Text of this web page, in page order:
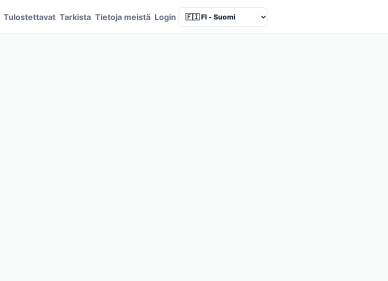
Tulostettavat Tarkista Tietoja meistä Login Language